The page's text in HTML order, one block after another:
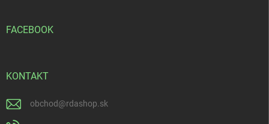
FACEBOOK
KONTAKT
obchod@rdashop.sk